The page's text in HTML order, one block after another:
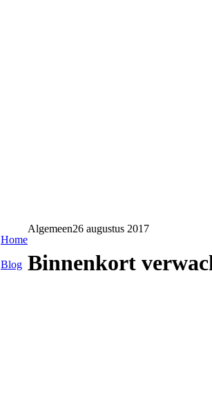
Home
Blog
Algemeen26 augustus 2017
Binnenkort